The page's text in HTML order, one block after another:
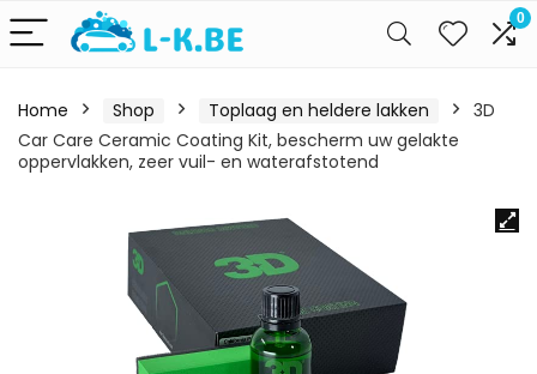
0
Home Shop Toplaag en heldere lakken
3D
Car Care Ceramic Coating Kit, bescherm uw gelakte
oppervlakken, zeer vuil- en waterafstotend